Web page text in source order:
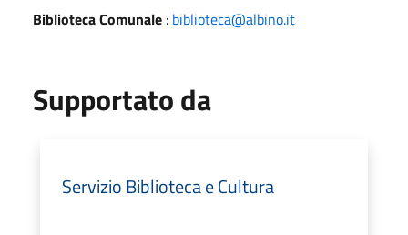
Biblioteca Comunale : biblioteca@albino.it
Supportato da
Servizio Biblioteca e Cultura